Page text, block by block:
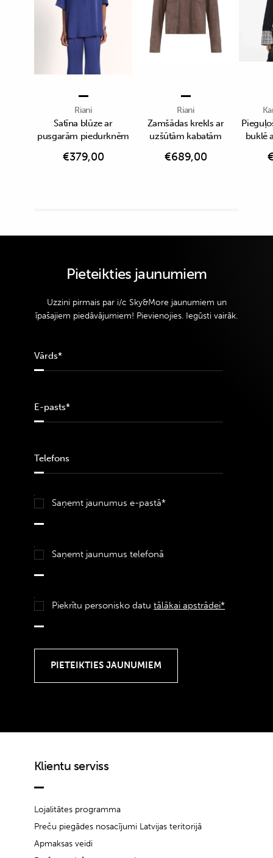
Riani
Satīna blūze ar
pusgarām piedurknēm
€379,00
Riani
Zamšādas krekls ar
uzšūtām kabatām
€689,00
buklē
Pieteikties jaunumiem
Uzzini pirmais par i/c Sky&More jaunumiem un
īpašajiem piedāvājumiem! Pievienojies. Iegūsti vairāk.
Saņemt jaunumus e-pastā*
Saņemt jaunumus telefonā
Piekrītu personisko datu tālākai apstrādei*
Klientu serviss
Lojalitātes programma
Preču piegādes nosacījumi Latvijas teritorijā
Apmaksas veidi